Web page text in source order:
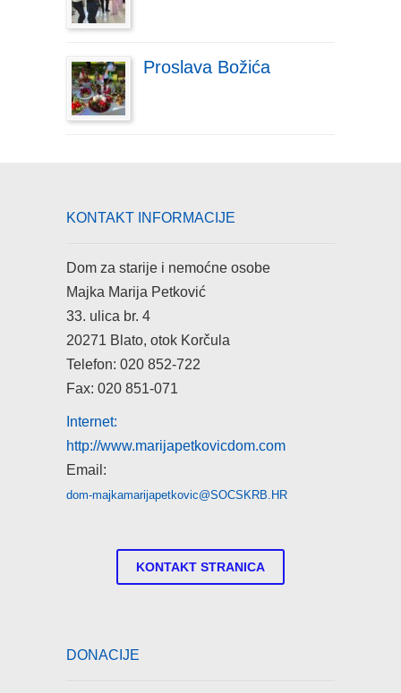
Proslava Božića
KONTAKT INFORMACIJE
Dom za starije i nemoćne osobe
Majka Marija Petković
33. ulica br. 4
20271 Blato, otok Korčula
Telefon: 020 852-722
Fax: 020 851-071
Internet:
http://www.marijapetkovicdom.com
Email:
dom-majkamarijapetkovic@SOCSKRB.HR
KONTAKT STRANICA
DONACIJE